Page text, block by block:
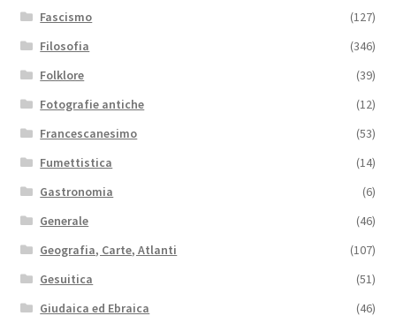
Fascismo
(127)
Filosofia
(346)
Folklore
(39)
Fotografie antiche
(12)
Francescanesimo
(53)
Fumettistica
(14)
Gastronomia
(6)
Generale
(46)
Geografia, Carte, Atlanti
(107)
Gesuitica
(51)
Giudaica ed Ebraica
(46)